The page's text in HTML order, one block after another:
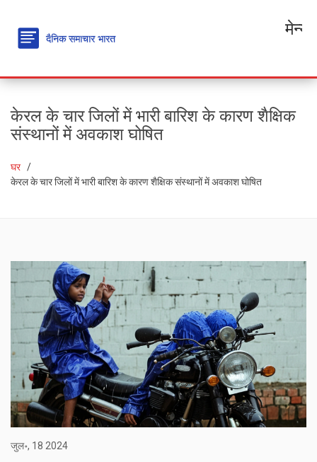
मेन्यू
केरल के चार जिलों में भारी बारिश के कारण शैक्षिक
संस्थानों में अवकाश घोषित
घर
केरल के चार जिलों में भारी बारिश के कारण शैक्षिक संस्थानों में अवकाश घोषित
जुल॰, 18 2024